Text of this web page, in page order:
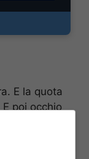
E la quota
poi occhio
delle due